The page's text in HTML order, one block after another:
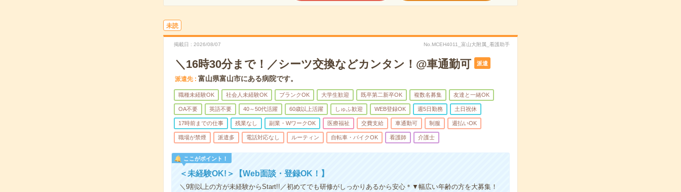
未読
掲載日 2026/08/07 No.MCEH4011_富山大附属_看護助手
＼16時30分まで！／シーツ交換などカンタン！@車通勤可 派遣
派遣先 富山県富山市にある病院です。
職種未経験OK 社会人未経験OK ブランクOK 大学生歓迎 既卒第二新卒OK 複数名募集 友達と一緒OK
OA不要 英語不要 40～50代活躍 60歳以上活躍 しゅふ歓迎 WEB登録OK 週5日勤務 土日祝休
17時前までの仕事 残業なし 副業・WワークOK 医療福祉 交費支給 車通勤可 制服 週払いOK
職場が禁煙 派遣多 電話対応なし ルーティン 自転車・バイクOK 看護師 介護士
ここがポイント！
＜未経験OK!＞【Web面談・登録OK！】
＼9割以上の方が未経験からStart!!／初めてでも研修がしっかりあるから安心＊▼幅広い年齢の方を大募集！